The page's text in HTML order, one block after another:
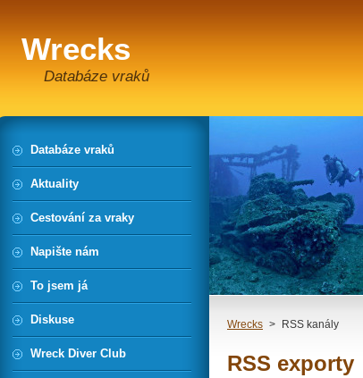
Wrecks
Databáze vraků
Wrecks > RSS kanály
RSS exporty
Databáze vraků
Aktuality
Cestování za vraky
Napište nám
To jsem já
Diskuse
Wreck Diver Club